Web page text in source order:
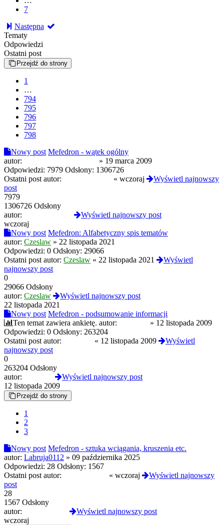
7
Następna
Tematy
Odpowiedzi
Ostatni post
Przejdź do strony
1
…
794
795
796
797
798
Nowy post Mefedron - wątek ogólny
autor:
» 19 marca 2009
Odpowiedzi: 7979 Odsłony: 1306726
Ostatni post autor:
« wczoraj
Wyświetl najnowszy
post
7979
1306726 Odsłony
autor:
Wyświetl najnowszy post
wczoraj
Nowy post Mefedron: Alfabetyczny spis tematów
autor: Czeslaw » 22 listopada 2021
Odpowiedzi: 0 Odsłony: 29066
Ostatni post autor: Czeslaw « 22 listopada 2021
Wyświetl
najnowszy post
0
29066 Odsłony
autor: Czeslaw
Wyświetl najnowszy post
22 listopada 2021
Nowy post Mefedron - podsumowanie informacji
Ten temat zawiera ankietę. autor: » 12 listopada 2009
Odpowiedzi: 0 Odsłony: 263204
Ostatni post autor:
« 12 listopada 2009
Wyświetl
najnowszy post
0
263204 Odsłony
autor:
Wyświetl najnowszy post
12 listopada 2009
Przejdź do strony
1
2
3
Nowy post Mefedron - sztuka wciągania, kruszenia etc.
autor: Labruja0112 » 09 października 2025
Odpowiedzi: 28 Odsłony: 1567
Ostatni post autor:
« wczoraj
Wyświetl najnowszy
post
28
1567 Odsłony
autor:
Wyświetl najnowszy post
wczoraj